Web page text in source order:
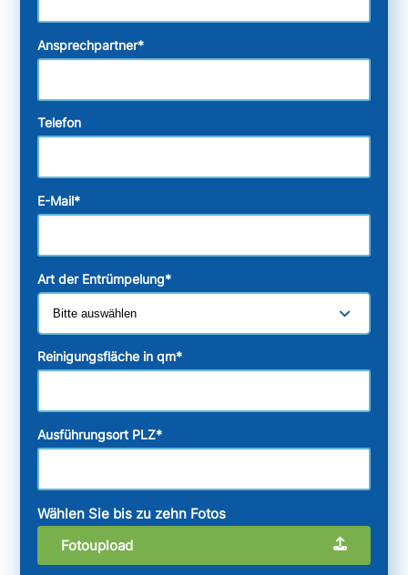
Ansprechpartner*
Telefon
E-Mail*
Art der Entrümpelung*
Reinigungsfläche in qm*
Ausführungsort PLZ*
Wählen Sie bis zu zehn Fotos
Fotoupload